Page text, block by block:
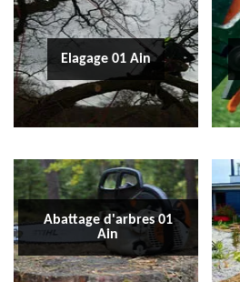
Elagage 01 Ain
Abattage d'arbres 01
Ain